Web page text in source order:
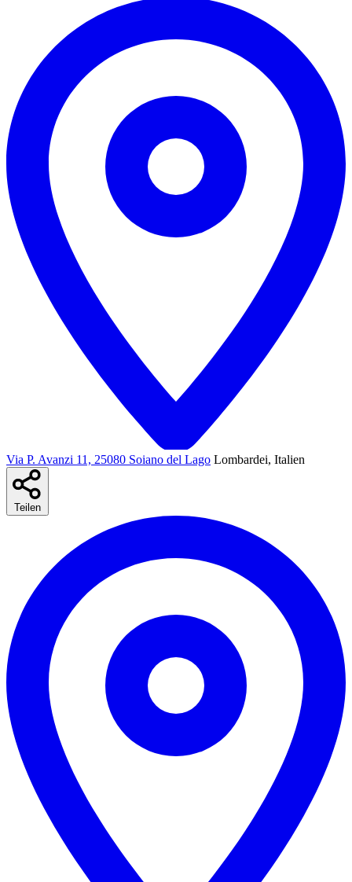
Via P. Avanzi 11, 25080 Soiano del Lago Lombardei, Italien
Teilen